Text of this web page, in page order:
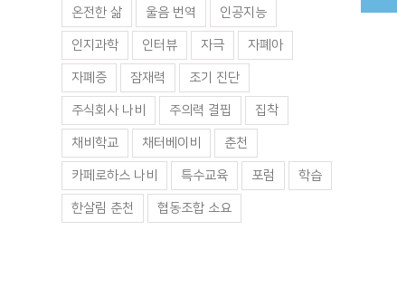
연구소-6-17
2019년 12월 31일. 화요일
0 댓글
연구소-6-14
2019년 12월 31일.
온전한 삶 울음 번역 인공지능
인지과학 인터뷰 자극 자폐아
자폐증 잠재력 조기 진단
주식회사 나비 주의력 결핍 집착
채비학교 채터베이비 춘천
카페로하스 나비 특수교육 포럼 학습
한살림 춘천 협동조합 소요